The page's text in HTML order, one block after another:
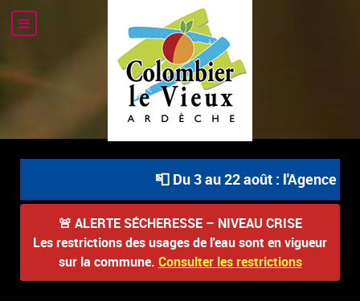
📮 Du 3 au 22 août : l'Agence
🚨 ALERTE SÉCHERESSE – NIVEAU CRISE
Les restrictions des usages de l'eau sont en vigueur
sur la commune. Consulter les restrictions